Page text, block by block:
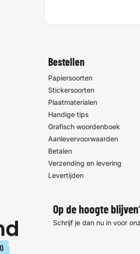
kwaliteit, en dat is het.
Bestellen
Papiersoorten
Stickersoorten
Plaatmaterialen
Handige tips
Grafisch woordenboek
Aanlevervoorwaarden
Betalen
Verzending en levering
Levertijden
Op de hoogte
Schrijf je dan nu in voor